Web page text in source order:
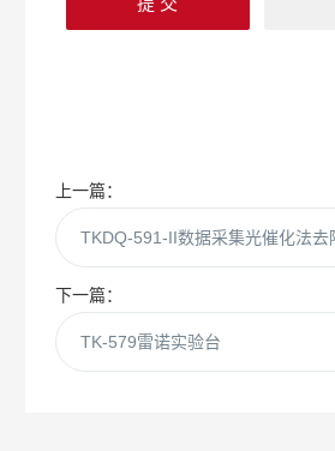
上一篇：
下一篇：
TK-579雷诺实验台